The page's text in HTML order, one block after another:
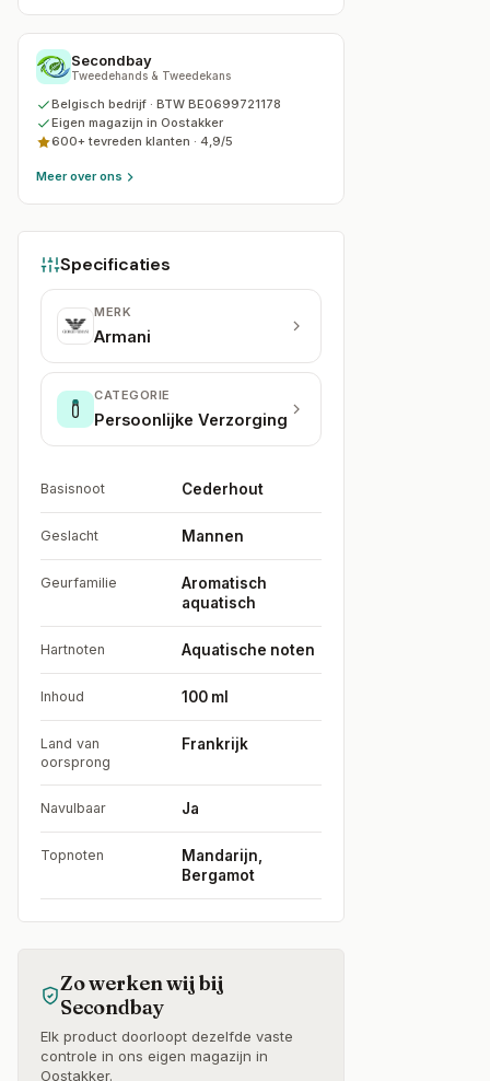
Secondbay
Tweedehands & Tweedekans
Belgisch bedrijf · BTW BE0699721178
Eigen magazijn in Oostakker
600+ tevreden klanten · 4,9/5
Meer over ons
Specificaties
MERK
Armani
CATEGORIE
Persoonlijke Verzorging
Basisnoot Cederhout
Geslacht Mannen
Geurfamilie
Aromatisch
aquatisch
Hartnoten Aquatische noten
Inhoud 100 ml
Land van
oorsprong
Frankrijk
Navulbaar Ja
Topnoten
Mandarijn,
Bergamot
Zo werken wij bij
Secondbay
Elk product doorloopt dezelfde vaste
controle in ons eigen magazijn in
Oostakker.